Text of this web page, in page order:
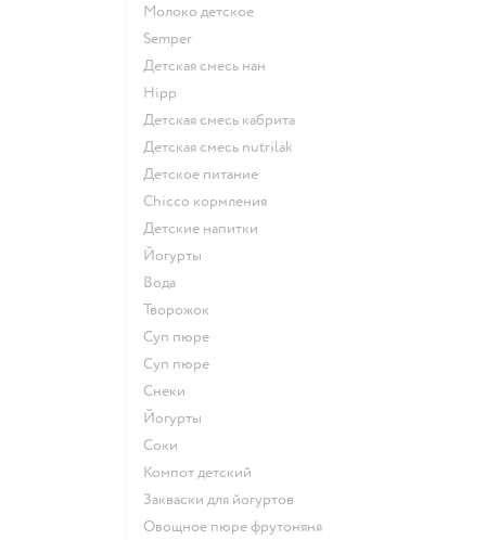
молоко детское
semper
детская смесь нан
hipp
детская смесь кабрита
детская смесь nutrilak
детское питание
chicco кормления
детские напитки
йогурты
Вода
творожок
суп пюре
суп пюре
Снеки
йогурты
Соки
компот детский
Закваски для йогуртов
овощное пюре фрутоняня